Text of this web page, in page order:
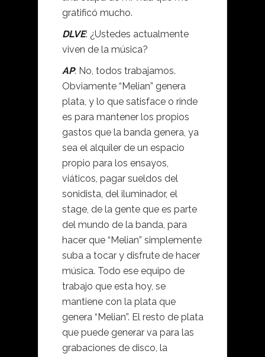
gratificó mucho.
DLVE: ¿Ustedes actualmente
viven de la música?
AP: No, todos trabajamos.
Obviamente “Melian” genera
plata, y lo que satisface o rinde
es para mantener los propios
gastos que la banda genera, ya
sea el alquiler de un espacio
propio para los ensayos,
viáticos, pagar sueldos del
sonidista, del iluminador, el
stage, de la gente que es parte
del mundo de la banda, para
hacer que “Melian” simplemente
suba a tocar y disfrute de hacer
música. Todo ese equipo de
trabajo que esta hoy, se
mantiene con la plata que
genera “Melian”. El resto de plata
que puede generar va para las
grabaciones de disco, la